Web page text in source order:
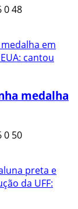
048
medalha
0 50